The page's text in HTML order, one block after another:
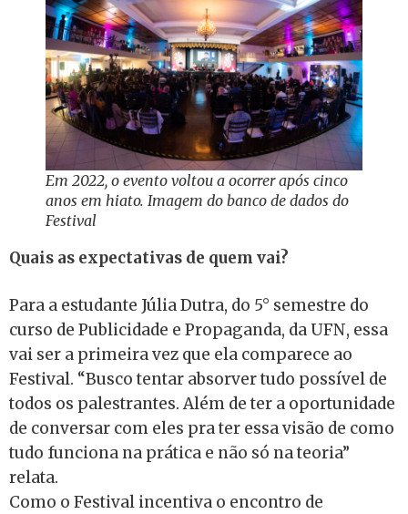
Em 2022, o evento voltou a ocorrer após cinco
anos em hiato. Imagem do banco de dados do
Festival
Quais as expectativas de quem vai?
Para a estudante Júlia Dutra, do 5° semestre do
curso de Publicidade e Propaganda, da UFN, essa
vai ser a primeira vez que ela comparece ao
Festival. “Busco tentar absorver tudo possível de
todos os palestrantes. Além de ter a oportunidade
de conversar com eles pra ter essa visão de como
tudo funciona na prática e não só na teoria”
relata.
Como o Festival incentiva o encontro de